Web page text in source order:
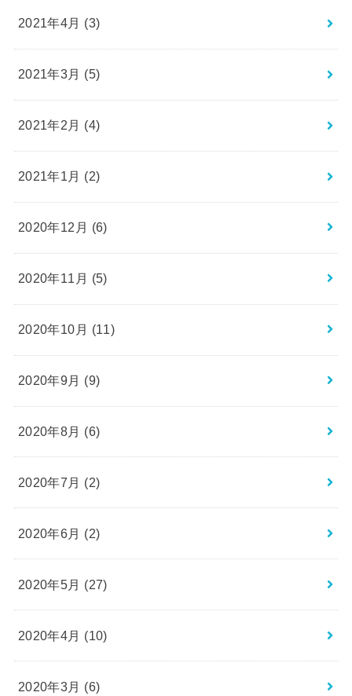
2021年4月 (3)
2021年3月 (5)
2021年2月 (4)
2021年1月 (2)
2020年12月 (6)
2020年11月 (5)
2020年10月 (11)
2020年9月 (9)
2020年8月 (6)
2020年7月 (2)
2020年6月 (2)
2020年5月 (27)
2020年4月 (10)
2020年3月 (6)